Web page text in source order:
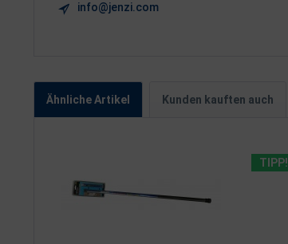
info@jenzi.com
Ähnliche Artikel Kunden kauften auch
TIPP!